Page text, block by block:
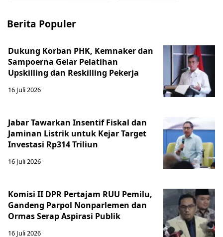
Berita Populer
Dukung Korban PHK, Kemnaker dan
Sampoerna Gelar Pelatihan
Upskilling dan Reskilling Pekerja
16 Juli 2026
Jabar Tawarkan Insentif Fiskal dan
Jaminan Listrik untuk Kejar Target
Investasi Rp314 Triliun
16 Juli 2026
Komisi II DPR Pertajam RUU Pemilu,
Gandeng Parpol Nonparlemen dan
Ormas Serap Aspirasi Publik
16 Juli 2026